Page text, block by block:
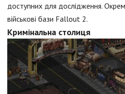
доступних для дослідження.
військові бази Fallout 2.
Кримінальна столиця